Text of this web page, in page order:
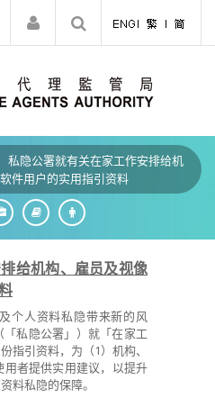
私隐公署就有关在家工作安排给机
件用户的实用指引资料
给机构、雇员及视像
个人资料私隐带来新的风
私隐公署」）就「在家工
指引资料，为（1）机构、
用者提供实用建议，以提升
料私隐的保障。